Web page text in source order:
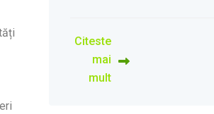
Citeste
mai
mult